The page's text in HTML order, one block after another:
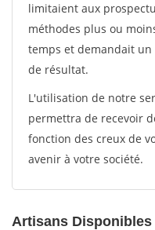
limitaient aux
méthodes plus ou
temps et demandait
de résultat.
L'utilisation de notre
permettra de recevoir
fonction des creux de
avenir à votre société.
Artisans Disponibles